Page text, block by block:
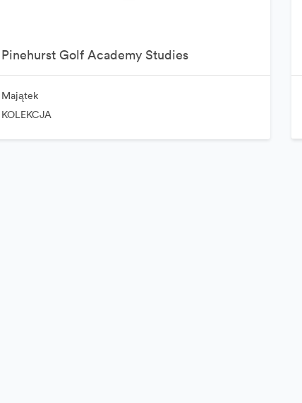
Pinehurst Golf Academy Studies
Majątek
KOLEKCJA